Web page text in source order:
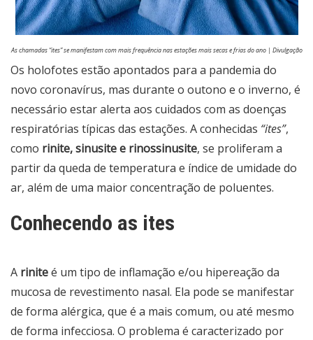
As chamadas “ites” se manifestam com mais frequência nas estações mais secas e frias do ano | Divulgação
Os holofotes estão apontados para a pandemia do
novo coronavírus, mas durante o outono e o inverno, é
necessário estar alerta aos cuidados com as doenças
respiratórias típicas das estações. A conhecidas “ites”,
como rinite, sinusite e rinossinusite, se proliferam a
partir da queda de temperatura e índice de umidade do
ar, além de uma maior concentração de poluentes.
Conhecendo as ites
A riniteé um tipo de inflamação e/ou hipereação da
mucosa de revestimento nasal. Ela pode se manifestar
de forma alérgica, que é a mais comum, ou até mesmo
de forma infecciosa. O problema é caracterizado por